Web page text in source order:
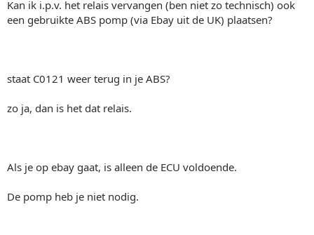
Kan ik i.p.v. het relais vervangen (ben niet zo technisch) ook
een gebruikte ABS pomp (via Ebay uit de UK) plaatsen?
staat C0121 weer terug in je ABS?
zo ja, dan is het dat relais.
Als je op ebay gaat, is alleen de ECU voldoende.
De pomp heb je niet nodig.